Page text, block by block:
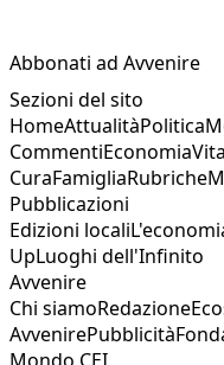
Abbonati ad Avvenire
Sezioni del sito
HomeAttualitàPolitica
CommentiEconomia
CuraFamigliaRubriche
Pubblicazioni
Edizioni locali
UpLuoghi dell'Infinito
Avvenire
Chi siamoRedazione
AvvenirePubblicità